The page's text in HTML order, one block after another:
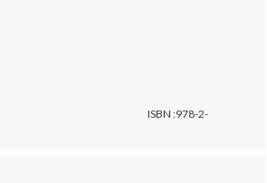
ISBN :978-2-